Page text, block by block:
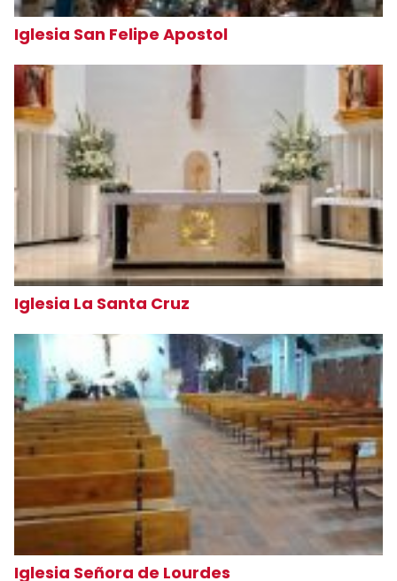
Iglesia San Felipe Apostol
Iglesia La Santa Cruz
Iglesia Señora de Lourdes